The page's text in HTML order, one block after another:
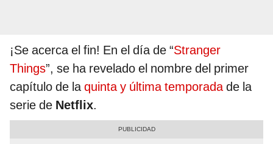
¡Se acerca el fin! En el día de “Stranger
Things”, se ha revelado el nombre del primer
capítulo de laquinta y última temporadade la
serie de Netflix.